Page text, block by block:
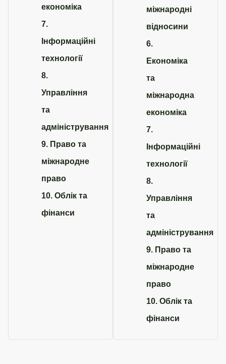
економіка
7.
Інформаційні
технології
8.
Управління
та
адміністрування
9. Право та
міжнародне
право
10. Облік та
фінанси
міжнародні
відносини
6.
Економіка
та
міжнародна
економіка
7.
Інформаційні
технології
8.
Управління
та
адміністрування
9. Право та
міжнародне
право
10. Облік та
фінанси